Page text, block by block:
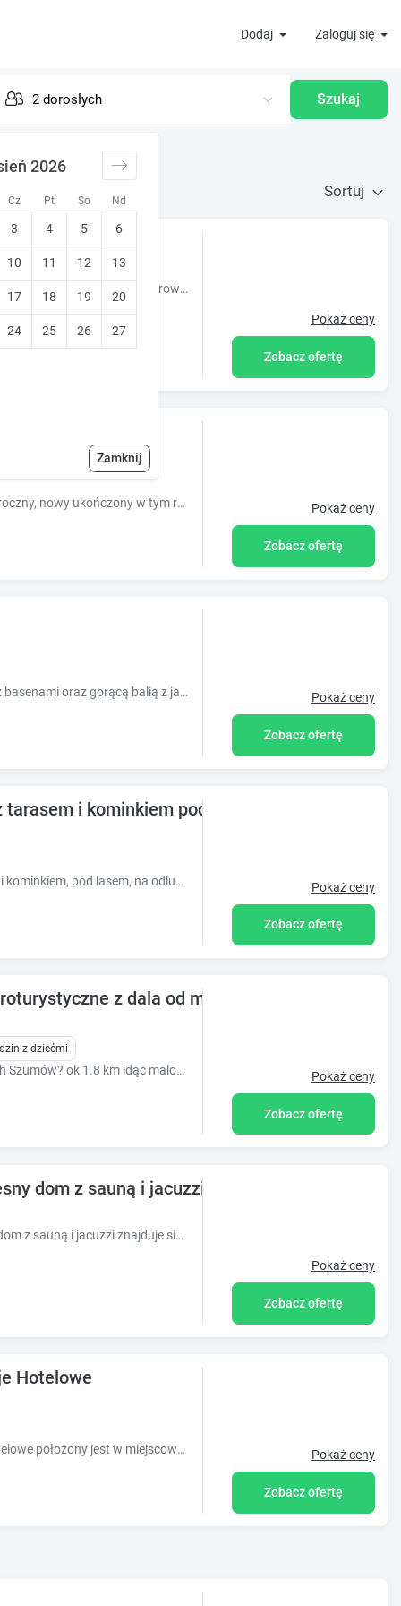
Dodaj Zaloguj się
Cz Pt So Nd
2026
3 4 5 6
10 11 12 13
17 18 19 20
24 25 26 27
Zamknij
Szukaj
Sortuj
Obiekt Stokrotka, położony w miejscowości Susiec, oferuje bezpłatne rowery, ogród oraz różne opcje zakwaterowania, w których zapewniono taras
Pokaż ceny
Zobacz ofertę
Witam Państwa mam do wynajęcia całoroczny, nowy ukończony w tym roku domek położony w sercu pięknego Roztocza w miejscowości Wólka Łosiniecka Pokaż ceny
Zobacz ofertę
Dwa 9 osobowe domki letniskowe wraz z basenami oraz gorącą balią z jacuzzi. Pokaż ceny
Zobacz ofertę
tarasem i kominkiem pod lasem, na odludziu na
Dwa domki całoroczne, każdy z tarasem i kominkiem, pod lasem, na odludziu, na uboczu, tuż obok tras pieszych i rowerowych. Ogrzewanie podłogowe, WiFi. Pokaż ceny
Zobacz ofertę
z dala od miejskiego zgiełku.
z dziećmi
Jak daleko jest od nas do Roztoczańskich Szumów? ok 1.8 km idąc malowniczym szlakiem turystycznym. Cenisz sobie wypoczynek w ciszy, z dala od zg... Pokaż ceny
Zobacz ofertę
dom z sauną i jacuzzi
Obiekt Przystań Roztocze, nowoczesny dom z sauną i jacuzzi znajduje się w miejscowości Susiec i zapewnia ogród, wspólny salon oraz wspólną kuc
Pokaż ceny
Zobacz ofertę
Hotelowe
Obiekt KWARC Restauracja & Pokoje Hotelowe położony jest w miejscowości Susiec i zapewnia widok na miasto. Na miejscu znajduje się też restauracj Pokaż ceny
Zobacz ofertę